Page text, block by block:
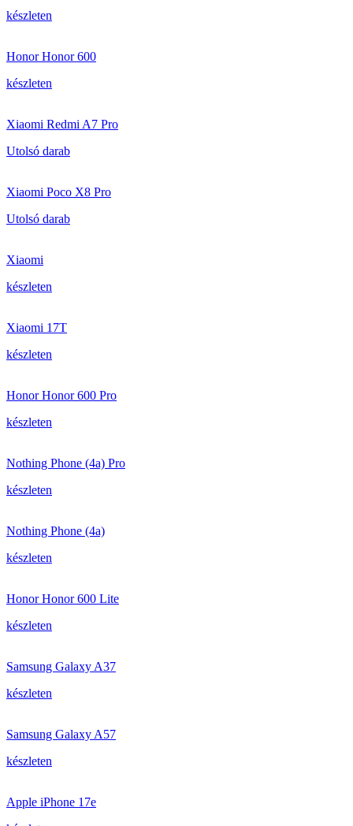
készleten
Honor Honor 600
készleten
Xiaomi Redmi A7 Pro
Utolsó darab
Xiaomi Poco X8 Pro
Utolsó darab
Xiaomi
készleten
Xiaomi 17T
készleten
Honor Honor 600 Pro
készleten
Nothing Phone (4a) Pro
készleten
Nothing Phone (4a)
készleten
Honor Honor 600 Lite
készleten
Samsung Galaxy A37
készleten
Samsung Galaxy A57
készleten
Apple iPhone 17e